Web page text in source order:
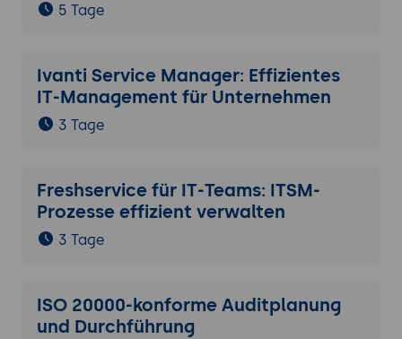
5 Tage
Ivanti Service Manager: Effizientes
IT-Management für Unternehmen
3 Tage
Freshservice für IT-Teams: ITSM-
Prozesse effizient verwalten
3 Tage
ISO 20000-konforme Auditplanung
und Durchführung